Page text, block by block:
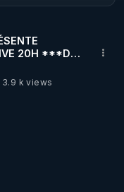
nos expériences
tous, et surtout,
***DU
3.9 k views